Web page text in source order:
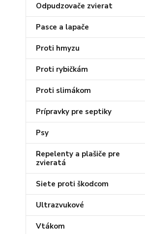
Odpudzovače zvierat
Pasce a lapače
Proti hmyzu
Proti rybičkám
Proti slimákom
Prípravky pre septiky
Psy
Repelenty a plašiče pre
zvieratá
Siete proti škodcom
Ultrazvukové
Vtákom